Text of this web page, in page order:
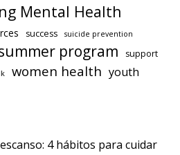
Mental Health
success suicide prevention
program support
women health youth
4 hábitos para cuidar